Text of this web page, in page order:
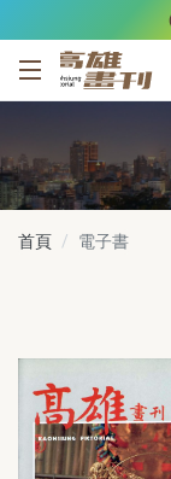
高雄畫刊
首頁 電子書